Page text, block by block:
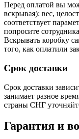
Перед оплатой вы
вскрывая): вес,
соответствует
попросите
Вскрывать коробку
того, как оплатили
Срок доставки
Срок доставки
занимает разное
страны СНГ
Гарантия и